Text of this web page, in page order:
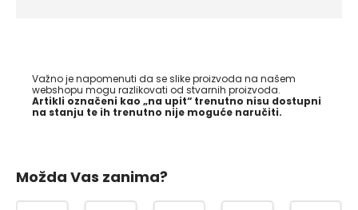
Važno je napomenuti da se slike proizvoda na našem
webshopu mogu razlikovati od stvarnih proizvoda.
Artikli označeni kao „na upit“ trenutno nisu dostupni
na stanju te ih trenutno nije moguće naručiti.
Možda Vas zanima?